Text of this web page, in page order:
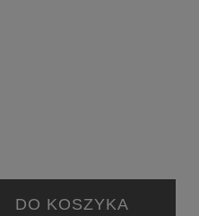
DO KOSZYKA